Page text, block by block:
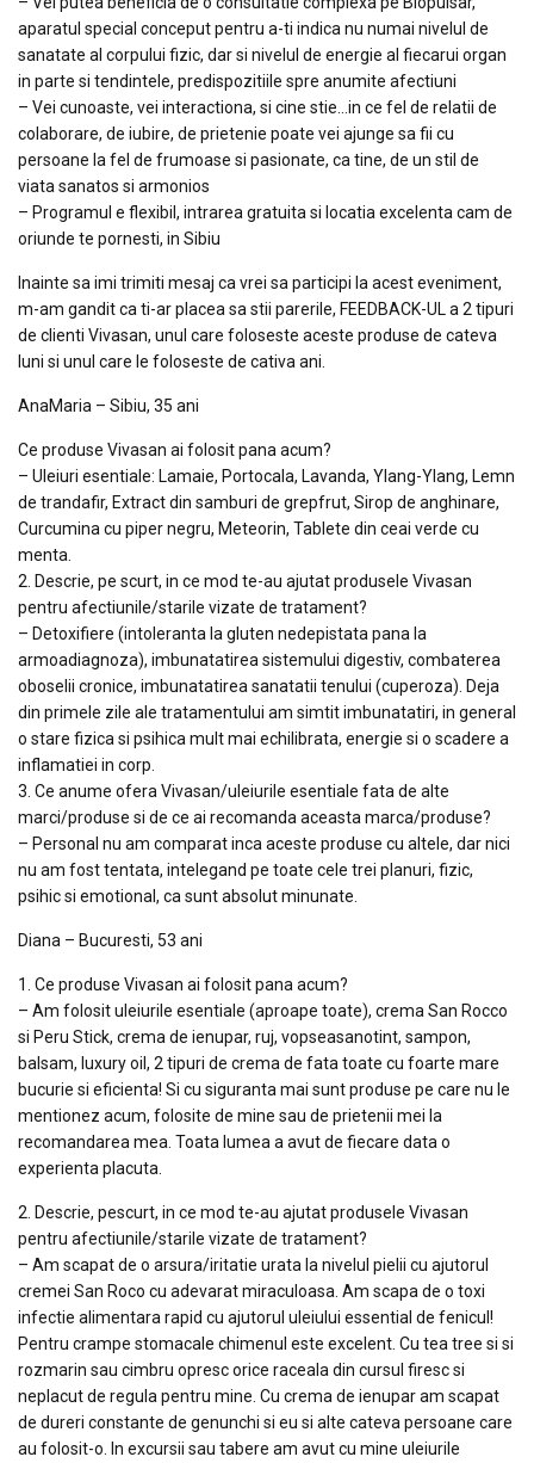
aparatul special conceput pentru a-ti indica nu numai nivelul de
sanatate al corpului fizic, dar si nivelul de energie al fiecarui organ
in parte si tendintele, predispozitiile spre anumite afectiuni
– Vei cunoaste, vei interactiona, si cine stie…in ce fel de relatii de
colaborare, de iubire, de prietenie poate vei ajunge sa fii cu
persoane la fel de frumoase si pasionate, ca tine, de un stil de
viata sanatos si armonios
– Programul e flexibil, intrarea gratuita si locatia excelenta cam de
oriunde te pornesti, in Sibiu
Inainte sa imi trimiti mesaj ca vrei sa participi la acest eveniment,
m-am gandit ca ti-ar placea sa stii parerile, FEEDBACK-UL a 2 tipuri
de clienti Vivasan, unul care foloseste aceste produse de cateva
luni si unul care le foloseste de cativa ani.
AnaMaria – Sibiu, 35 ani
Ce produse Vivasan ai folosit pana acum?
– Uleiuri esentiale: Lamaie, Portocala, Lavanda, Ylang-Ylang, Lemn
de trandafir, Extract din samburi de grepfrut, Sirop de anghinare,
Curcumina cu piper negru, Meteorin, Tablete din ceai verde cu
menta.
2. Descrie, pe scurt, in ce mod te-au ajutat produsele Vivasan
pentru afectiunile/starile vizate de tratament?
– Detoxifiere (intoleranta la gluten nedepistata pana la
armoadiagnoza), imbunatatirea sistemului digestiv, combaterea
oboselii cronice, imbunatatirea sanatatii tenului (cuperoza). Deja
din primele zile ale tratamentului am simtit imbunatatiri, in general
o stare fizica si psihica mult mai echilibrata, energie si o scadere a
inflamatiei in corp.
3. Ce anume ofera Vivasan/uleiurile esentiale fata de alte
marci/produse si de ce ai recomanda aceasta marca/produse?
– Personal nu am comparat inca aceste produse cu altele, dar nici
nu am fost tentata, intelegand pe toate cele trei planuri, fizic,
psihic si emotional, ca sunt absolut minunate.
Diana – Bucuresti, 53 ani
1. Ce produse Vivasan ai folosit pana acum?
– Am folosit uleiurile esentiale (aproape toate), crema San Rocco
si Peru Stick, crema de ienupar, ruj, vopseasanotint, sampon,
balsam, luxury oil, 2 tipuri de crema de fata toate cu foarte mare
bucurie si eficienta! Si cu siguranta mai sunt produse pe care nu le
mentionez acum, folosite de mine sau de prietenii mei la
recomandarea mea. Toata lumea a avut de fiecare data o
experienta placuta.
2. Descrie, pescurt, in ce mod te-au ajutat produsele Vivasan
pentru afectiunile/starile vizate de tratament?
– Am scapat de o arsura/iritatie urata la nivelul pielii cu ajutorul
cremei San Roco cu adevarat miraculoasa. Am scapa de o toxi
infectie alimentara rapid cu ajutorul uleiului essential de fenicul!
Pentru crampe stomacale chimenul este excelent. Cu tea tree si si
rozmarin sau cimbru opresc orice raceala din cursul firesc si
neplacut de regula pentru mine. Cu crema de ienupar am scapat
de dureri constante de genunchi si eu si alte cateva persoane care
au folosit-o. In excursii sau tabere am avut cu mine uleiurile